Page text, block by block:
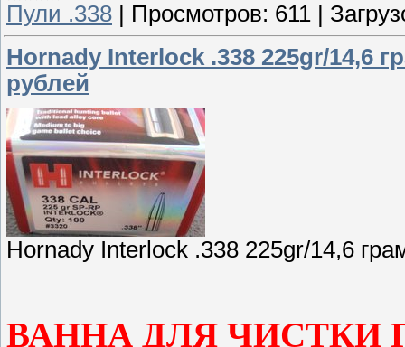
Пули .338 Просмотров: 611
Hornady Interlock .338 225gr/14,6
рублей
Hornady Interlock .338 225gr/14,6
ВАННА ДЛЯ ЧИСТКИ